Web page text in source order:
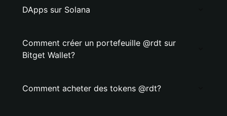
DApps sur Solana
Comment créer un portefeuille @rdt sur
Bitget Wallet?
Comment acheter des tokens @rdt?